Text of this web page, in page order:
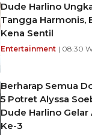
Dude Harlino
Tangga Harmonis,
Kena Sentil
Entertainment | 08:30
Berharap Semua
5 Potret Alyssa
Dude Harlino
Ke-3